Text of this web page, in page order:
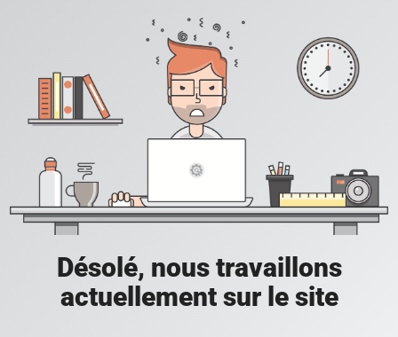
Désolé, nous travaillons
actuellement sur le site